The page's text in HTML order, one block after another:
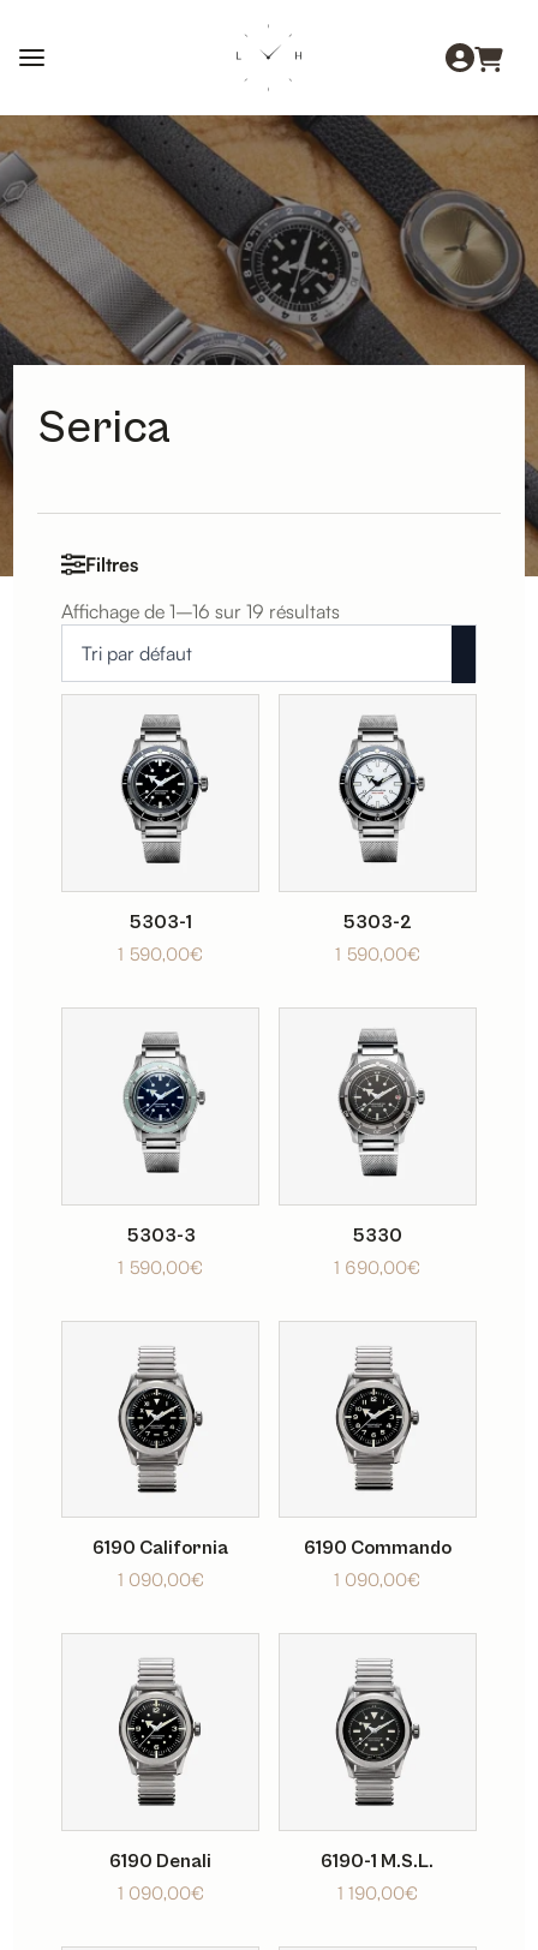
Serica
Filtres
Filtre
par
prix
Affichage de 1–16 sur 19 résultats
5303-1
1 590,00€
5303-2
1 590,00€
5303-3
1 590,00€
5330
1 690,00€
6190 California
1 090,00€
6190 Commando
1 090,00€
6190 Denali
1 090,00€
6190-1 M.S.L.
1 190,00€